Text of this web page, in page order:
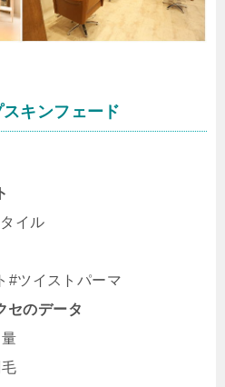
キンフェード
イル
#ツイストパーマ
セのデータ